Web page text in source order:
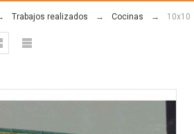
Trabajos realizados Cocinas 10x10